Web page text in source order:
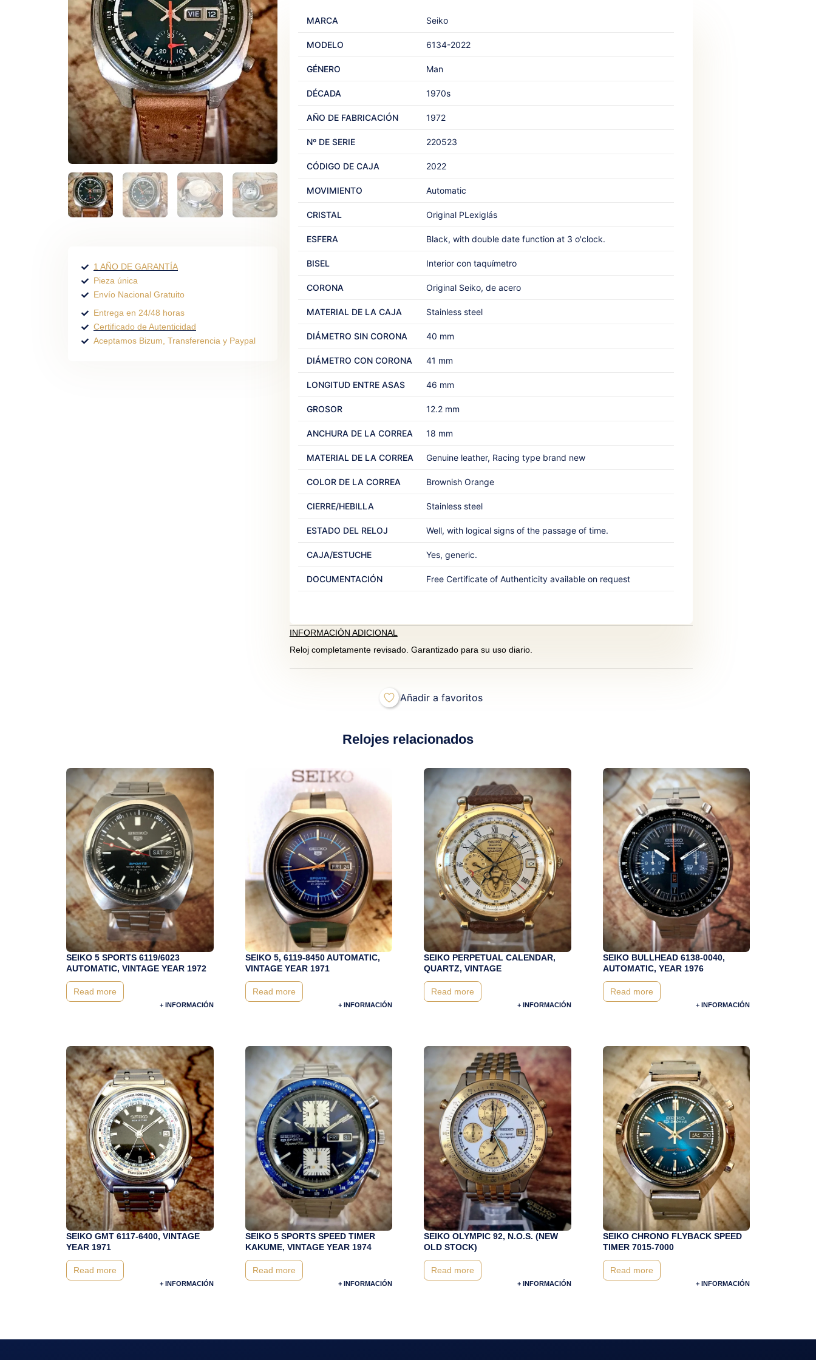
1 AÑO DE GARANTÍA
Pieza única
Envío Nacional Gratuito
Entrega en 24/48 horas
Certificado de Autenticidad
Aceptamos Bizum, Transferencia y Paypal
MARCA Seiko
MODELO 6134-2022
GÉNERO Man‎
DÉCADA 1970s
AÑO DE FABRICACIÓN 1972
Nº DE SERIE 220523
CÓDIGO DE CAJA 2022
MOVIMIENTO Automatic‎ ‎
CRISTAL Original PLexiglás‎ ‎
ESFERA Black, with double date function at 3 o'clock.‎ ‎
BISEL Interior con taquímetro‎ ‎
CORONA Original Seiko, de acero
MATERIAL DE LA CAJA Stainless steel‎ ‎
DIÁMETRO SIN CORONA 40 mm
DIÁMETRO CON CORONA 41 mm
LONGITUD ENTRE ASAS 46 mm‎
GROSOR 12.2 mm‎ ‎
ANCHURA DE LA CORREA 18 mm‎ ‎ ‎
MATERIAL DE LA CORREA Genuine leather, Racing type brand new‎ ‎
COLOR DE LA CORREA Brownish Orange‎ ‎
CIERRE/HEBILLA Stainless steel‎ ‎
ESTADO DEL RELOJ Well, with logical signs of the passage of time.‎ ‎
CAJA/ESTUCHE Yes, generic.‎ ‎
DOCUMENTACIÓN Free Certificate of Authenticity available on request‎
INFORMACIÓN ADICIONAL
Reloj completamente revisado. Garantizado para su uso diario.
Añadir a favoritos
Relojes relacionados
SEIKO 5 SPORTS 6119/6023
AUTOMATIC, VINTAGE YEAR 1972
Read more
+ INFORMACIÓN
SEIKO 5, 6119-8450 AUTOMATIC,
VINTAGE YEAR 1971
Read more
+ INFORMACIÓN
SEIKO PERPETUAL CALENDAR,
QUARTZ, VINTAGE
Read more
+ INFORMACIÓN
SEIKO BULLHEAD 6138-0040,
AUTOMATIC, YEAR 1976
Read more
+ INFORMACIÓN
SEIKO GMT 6117-6400, VINTAGE
YEAR 1971
Read more
+ INFORMACIÓN
SEIKO 5 SPORTS SPEED TIMER
KAKUME, VINTAGE YEAR 1974
Read more
+ INFORMACIÓN
SEIKO OLYMPIC 92, N.O.S. (NEW
OLD STOCK)
Read more
+ INFORMACIÓN
SEIKO CHRONO FLYBACK SPEED
TIMER 7015-7000
Read more
+ INFORMACIÓN